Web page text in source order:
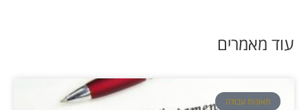
עוד מאמרים
תאונות עבודה